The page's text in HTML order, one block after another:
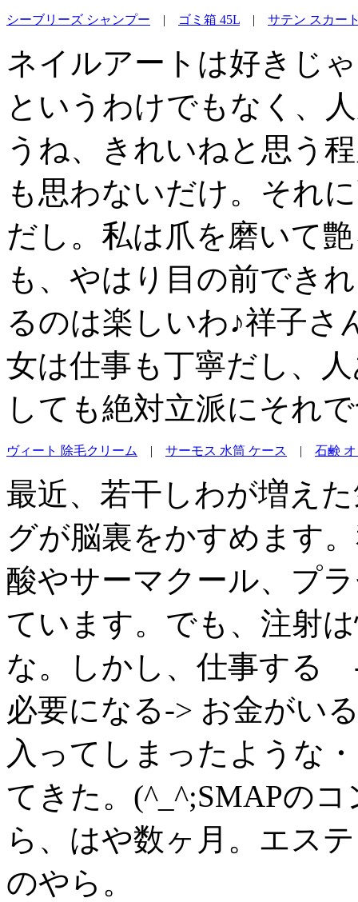
シーブリーズ シャンプー | ゴミ箱 45L | サテン スカー
ネイルアートは好きじ
というわけでもなく、
うね、きれいねと思う
も思わないだけ。それ
だし。私は爪を磨いて
も、やはり目の前でき
るのは楽しいわ♪祥子さ
女は仕事も丁寧だし、
しても絶対立派にそれ
ヴィート 除毛クリーム | サーモス 水筒 ケース | 石鹸
最近、若干しわが増え
グが脳裏をかすめます
酸やサーマクール、プ
ています。でも、注射
な。しかし、仕事する
必要になる-> お金がい
入ってしまったような
てきた。(^_^;SMAPの
ら、はや数ヶ月。エス
のやら。